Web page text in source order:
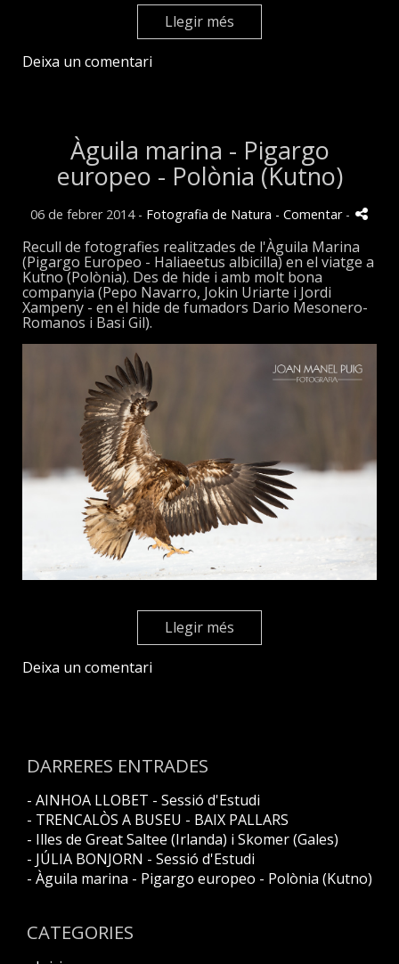
Llegir més
Deixa un comentari
Àguila marina - Pigargo
europeo - Polònia (Kutno)
06 de febrer 2014 - Fotografia de Natura - Comentar -
Recull de fotografies realitzades de l'Àguila Marina
(Pigargo Europeo - Haliaeetus albicilla)en el viatge a
Kutno (Polònia). Des de hide i amb molt bona
companyia (Pepo Navarro, Jokin Uriarte i Jordi
Xampeny - en el hide de fumadors Dario Mesonero-
Romanos i Basi Gil).
Llegir més
Deixa un comentari
DARRERES ENTRADES
- AINHOA LLOBET - Sessió d'Estudi
- TRENCALÒS A BUSEU - BAIX PALLARS
- Illes de Great Saltee (Irlanda) i Skomer (Gales)
- JÚLIA BONJORN - Sessió d'Estudi
- Àguila marina - Pigargo europeo - Polònia (Kutno)
CATEGORIES